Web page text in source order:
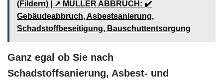
(Fildern) | ↗️ MÜLLER ABBRUCH: ✔️
Gebäudeabbruch, Asbestsanierung,
Schadstoffbeseitigung, Bauschuttentsorgung
Ganz egal ob Sie nach
Schadstoffsanierung, Asbest- und